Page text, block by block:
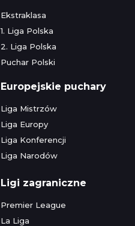
Ekstraklasa
1. Liga Polska
2. Liga Polska
Puchar Polski
Europejskie puchary
Liga Mistrzów
Liga Europy
Liga Konferencji
Liga Narodów
Ligi zagraniczne
Premier League
La Liga